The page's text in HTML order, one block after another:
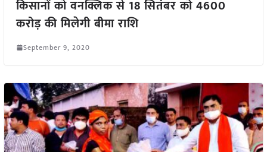
किसानों को वनक्लिक से 18 सितंबर को 4600
करोड़ की मिलेगी बीमा राशि
September 9, 2020